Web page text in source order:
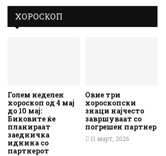
ХОРОСКОП
Голем неделен
хороскоп од 4 мај
до 10 мај:
Биковите ќе
планираат
заедничка
иднина со
партнерот
Овие три
хороскопски
знаци најчесто
завршуваат со
погрешен партнер
11 март, 2026